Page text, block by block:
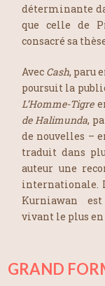
déterminante
que celle de
consacré sa
Avec Cash, paru
poursuit la
L’Homme-Tigre
de Halimunda,
de nouvelles –
traduit dans
auteur une
internationale.
Kurniawan
vivant le plus en
GRAND